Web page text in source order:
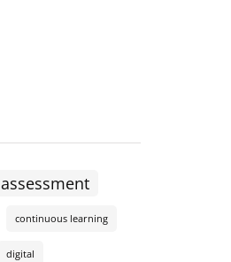
assessment
continuous learning
digital